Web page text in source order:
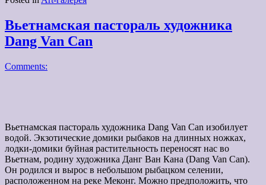
Вьетнамская пастораль художника
Dang Van Can
Comments:
Вьетнамская пастораль художника Dang Van Can изобилует
водой. Экзотические домики рыбаков на длинных ножках,
лодки-домики буйная растительность переносят нас во
Вьетнам, родину художника Данг Ван Кана (Dang Van Can).
Он родился и вырос в небольшом рыбацком селении,
расположенном на реке Меконг. Можно предположить, что